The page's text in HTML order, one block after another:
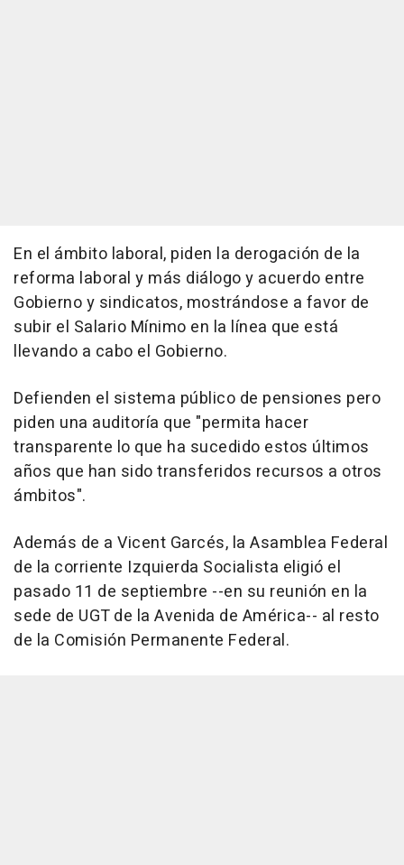
En el ámbito laboral, piden la derogación de la
reforma laboral y más diálogo y acuerdo entre
Gobierno y sindicatos, mostrándose a favor de
subir el Salario Mínimo en la línea que está
llevando a cabo el Gobierno.
Defienden el sistema público de pensiones pero
piden una auditoría que "permita hacer
transparente lo que ha sucedido estos últimos
años que han sido transferidos recursos a otros
ámbitos".
Además de a Vicent Garcés, la Asamblea Federal
de la corriente Izquierda Socialista eligió el
pasado 11 de septiembre --en su reunión en la
sede de UGT de la Avenida de América-- al resto
de la Comisión Permanente Federal.